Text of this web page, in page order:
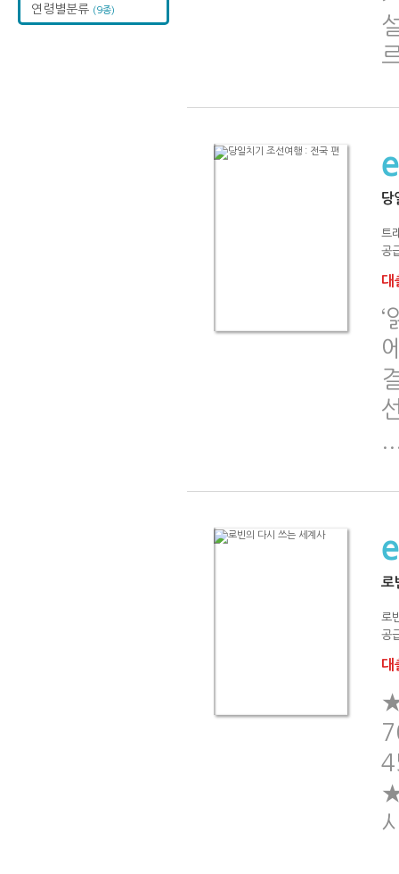
연령별분류 (9종)
당
트
공
대
‘
로
로
공
대